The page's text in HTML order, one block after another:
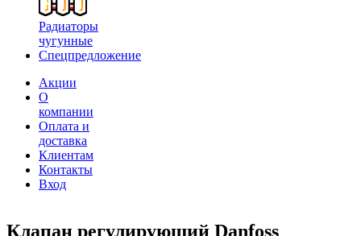
Радиаторы
чугунные
Спецпредложение
Акции
О
компании
Оплата и
доставка
Клиентам
Контакты
Вход
Клапан регулирующий Danfoss